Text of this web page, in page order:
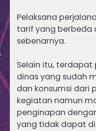
Pelaksana
tarif yang berbeda
sebenarnya.
Selain itu, terdapat
dinas yang sudah
dan konsumsi dari
kegiatan namun
penginapan
yang tidak dapat